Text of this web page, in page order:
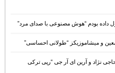
داده بودم “هوش مصنوعی با صدای مرد”
نژاد و آرین ای آر جی “رپی ترکی